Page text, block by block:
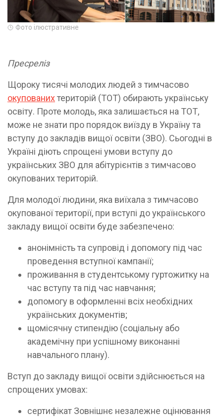
Фото ілюстративне
Пресреліз
Щороку тисячі молодих людей з тимчасово
окупованихтериторій (ТОТ) обирають українську
освіту. Проте молодь, яка залишається на ТОТ,
може не знати про порядок виїзду в Україну та
вступу до закладів вищої освіти (ЗВО). Сьогодні в
Україні діють спрощені умови вступу до
українських ЗВО для абітурієнтів з тимчасово
окупованих територій.
Для молодої людини, яка виїхала з тимчасово
окупованої території, при вступі до українського
закладу вищої освіти буде забезпечено:
анонімність та супровід і допомогу під час
проведення вступної кампанії;
проживання в студентському гуртожитку на
час вступу та під час навчання;
допомогу в оформленні всіх необхідних
українських документів;
щомісячну стипендію (соціальну або
академічну при успішному виконанні
навчального плану).
Вступ до закладу вищої освіти здійснюється на
спрощених умовах:
сертифікат Зовнішнє незалежне оцінювання